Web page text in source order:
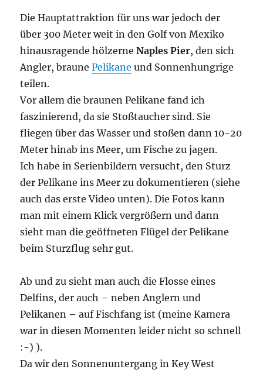
Die Hauptattraktion für uns war jedoch der
über 300 Meter weit in den Golf von Mexiko
hinausragende hölzerneNaples Pier, den sich
Angler, braunePelikane und Sonnenhungrige
teilen.
Vor allem die braunen Pelikane fand ich
faszinierend, da sie Stoßtaucher sind. Sie
fliegen über das Wasser und stoßen dann 10-20
Meter hinab ins Meer, um Fische zu jagen.
Ich habe in Serienbildern versucht, den Sturz
der Pelikane ins Meer zu dokumentieren (siehe
auch das erste Video unten). Die Fotos kann
man mit einem Klick vergrößern und dann
sieht man die geöffneten Flügel der Pelikane
beim Sturzflug sehr gut.
Ab und zu sieht man auch die Flosse eines
Delfins, der auch – neben Anglern und
Pelikanen – auf Fischfang ist (meine Kamera
war in diesen Momenten leider nicht so schnell
:-) ).
Da wir den Sonnenuntergang in Key West